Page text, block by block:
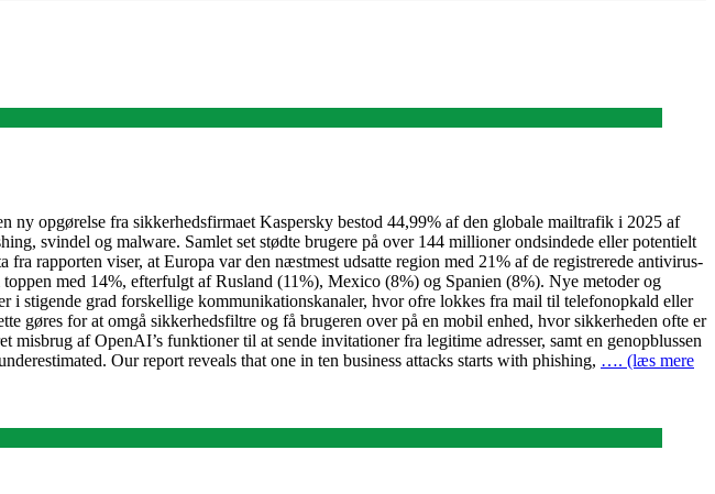
opgørelse fra sikkerhedsfirmaet Kaspersky bestod 44,99% af den globale mailtrafik i 2025 af
svindel og malware. Samlet set stødte brugere på over 144 millioner ondsindede eller potentielt
rapporten viser, at Europa var den næstmest udsatte region med 21% af de registrerede antivirus-
med 14%, efterfulgt af Rusland (11%), Mexico (8%) og Spanien (8%). Nye metoder og
stigende grad forskellige kommunikationskanaler, hvor ofre lokkes fra mail til telefonopkald eller
gøres for at omgå sikkerhedsfiltre og få brugeren over på en mobil enhed, hvor sikkerheden ofte er
af OpenAI’s funktioner til at sende invitationer fra legitime adresser, samt en genopblussen
Our report reveals that one in ten business attacks starts with phishing, …. (læs mere